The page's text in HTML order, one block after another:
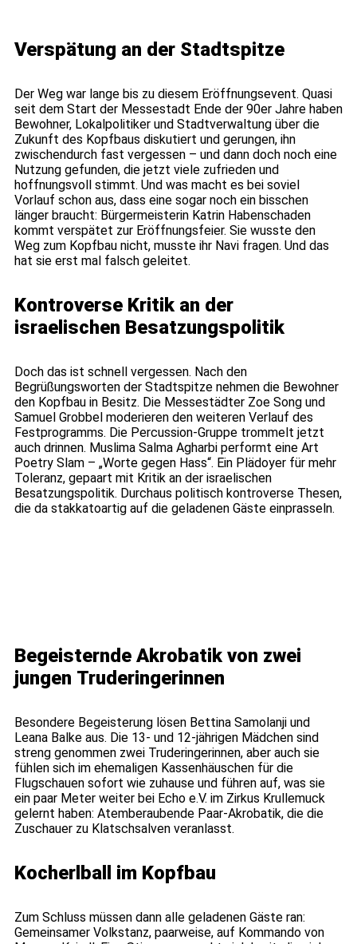
Verspätung an der Stadtspitze
Der Weg war lange bis zu diesem Eröffnungsevent. Quasi
seit dem Start der Messestadt Ende der 90er Jahre haben
Bewohner, Lokalpolitiker und Stadtverwaltung über die
Zukunft des Kopfbaus diskutiert und gerungen, ihn
zwischendurch fast vergessen – und dann doch noch eine
Nutzung gefunden, die jetzt viele zufrieden und
hoffnungsvoll stimmt. Und was macht es bei soviel
Vorlauf schon aus, dass eine sogar noch ein bisschen
länger braucht: Bürgermeisterin Katrin Habenschaden
kommt verspätet zur Eröffnungsfeier. Sie wusste den
Weg zum Kopfbau nicht, musste ihr Navi fragen. Und das
hat sie erst mal falsch geleitet.
Kontroverse Kritik an der
israelischen Besatzungspolitik
Doch das ist schnell vergessen. Nach den
Begrüßungsworten der Stadtspitze nehmen die Bewohner
den Kopfbau in Besitz. Die Messestädter Zoe Song und
Samuel Grobbel moderieren den weiteren Verlauf des
Festprogramms. Die Percussion-Gruppe trommelt jetzt
auch drinnen. Muslima Salma Agharbi performt eine Art
Poetry Slam – „Worte gegen Hass“. Ein Plädoyer für mehr
Toleranz, gepaart mit Kritik an der israelischen
Besatzungspolitik. Durchaus politisch kontroverse Thesen,
die da stakkatoartig auf die geladenen Gäste einprasseln.
Begeisternde Akrobatik von zwei
jungen Truderingerinnen
Besondere Begeisterung lösen Bettina Samolanji und
Leana Balke aus. Die 13- und 12-jährigen Mädchen sind
streng genommen zwei Truderingerinnen, aber auch sie
fühlen sich im ehemaligen Kassenhäuschen für die
Flugschauen sofort wie zuhause und führen auf, was sie
ein paar Meter weiter bei Echo e.V. im Zirkus Krullemuck
gelernt haben: Atemberaubende Paar-Akrobatik, die die
Zuschauer zu Klatschsalven veranlasst.
Kocherlball im Kopfbau
Zum Schluss müssen dann alle geladenen Gäste ran:
Gemeinsamer Volkstanz, paarweise, auf Kommando von